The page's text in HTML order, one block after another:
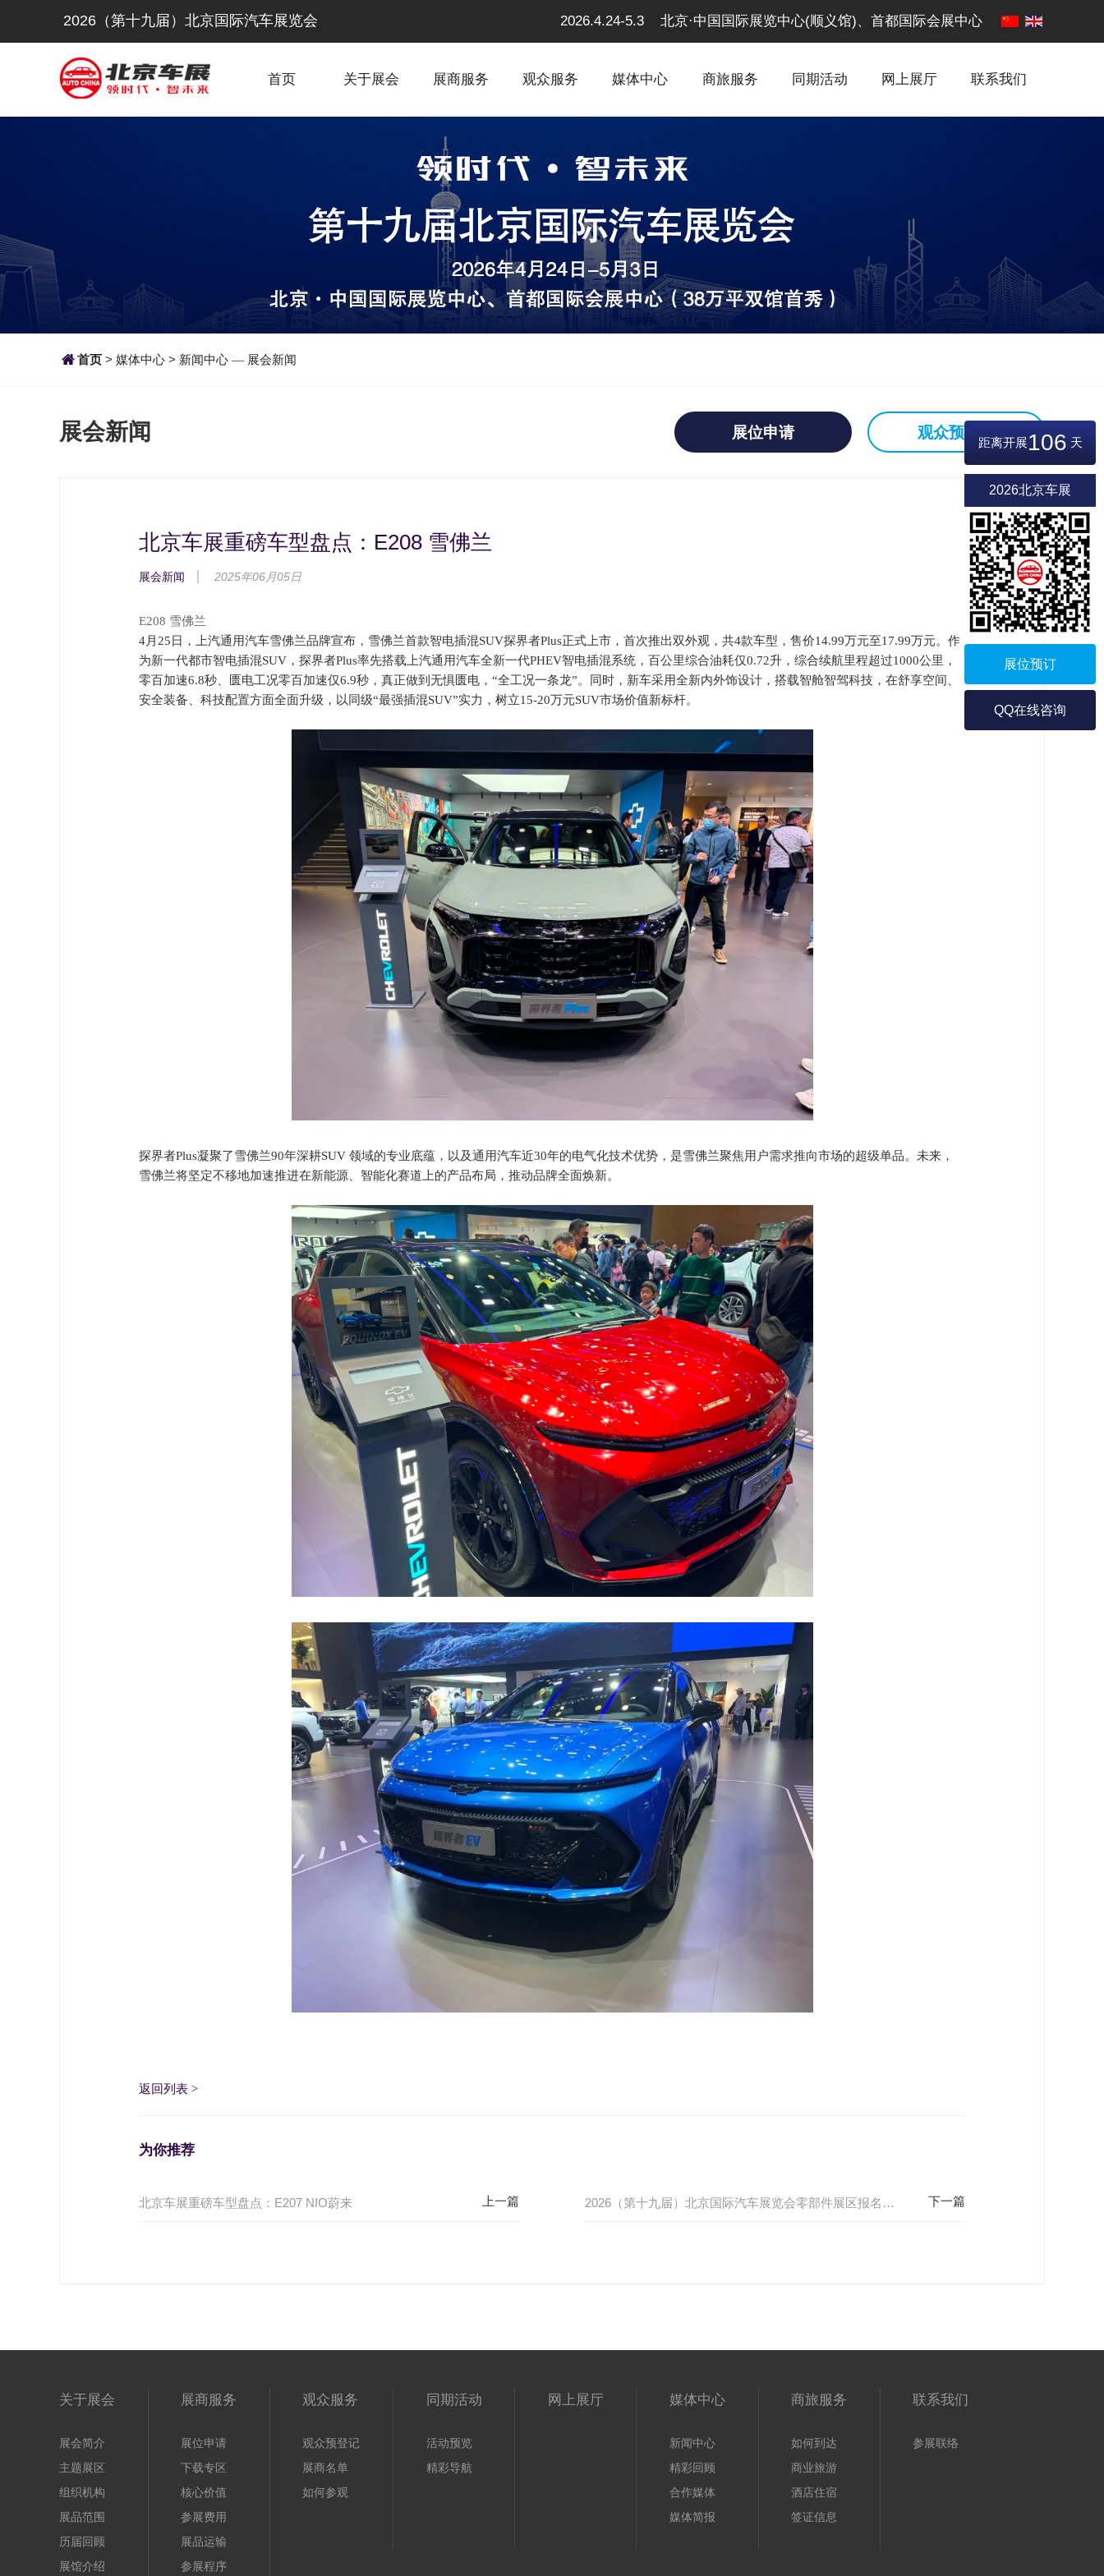
2026（第十九届）北京国际汽车展览会 2026.4.24-5.3 北京·中国国际展览中心(顺义馆)、首都国际会展中心
首页 关于展会 展商服务 观众服务 媒体中心 商旅服务 同期活动 网上展厅 联系我们
距离开展106 天
2026北京车展
展位预订
QQ在线咨询
首页 > 媒体中心 > 新闻中心 — 展会新闻
展会新闻 展位申请 观众预登记
北京车展重磅车型盘点：E208 雪佛兰
展会新闻 2025年06月05日
E208 雪佛兰
4月25日，上汽通用汽车雪佛兰品牌宣布，雪佛兰首款智电插混SUV探界者Plus正式上市，首次推出双外观，共4款车型，售价14.99万元至17.99万元。作
为新一代都市智电插混SUV，探界者Plus率先搭载上汽通用汽车全新一代PHEV智电插混系统，百公里综合油耗仅0.72升，综合续航里程超过1000公里，
零百加速6.8秒、匮电工况零百加速仅6.9秒，真正做到无惧匮电，“全工况一条龙”。同时，新车采用全新内外饰设计，搭载智舱智驾科技，在舒享空间、
安全装备、科技配置方面全面升级，以同级“最强插混SUV”实力，树立15-20万元SUV市场价值新标杆。
探界者Plus凝聚了雪佛兰90年深耕SUV 领域的专业底蕴，以及通用汽车近30年的电气化技术优势，是雪佛兰聚焦用户需求推向市场的超级单品。未来，
雪佛兰将坚定不移地加速推进在新能源、智能化赛道上的产品布局，推动品牌全面焕新。
返回列表 >
为你推荐
北京车展重磅车型盘点：E207 NIO蔚来 2026（第十九届）北京国际汽车展览会零部件展区报名正式启动
关于展会
展会简介
主题展区
组织机构
展品范围
历届回顾
展馆介绍
展商服务
展位申请
下载专区
核心价值
参展费用
展品运输
参展程序
观众服务
观众预登记
展商名单
如何参观
同期活动
活动预览
精彩导航
网上展厅 媒体中心
新闻中心
精彩回顾
合作媒体
媒体简报
商旅服务
如何到达
商业旅游
酒店住宿
签证信息
联系我们
参展联络